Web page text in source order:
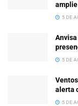
5 DE
5 DE
alerta
5 DE